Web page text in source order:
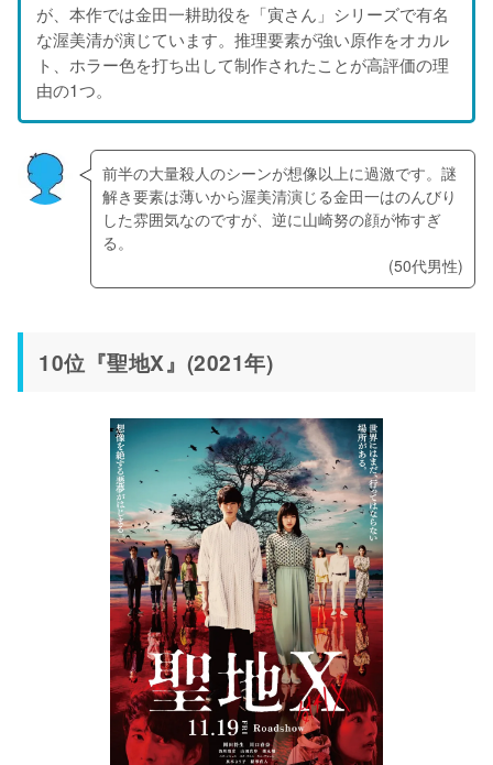
が、本作では金田一耕助役を「寅さん」シリーズで有名
な渥美清が演じています。推理要素が強い原作をオカル
ト、ホラー色を打ち出して制作されたことが高評価の理
由の1つ。
前半の大量殺人のシーンが想像以上に過激です。謎
解き要素は薄いから渥美清演じる金田一はのんびり
した雰囲気なのですが、逆に山崎努の顔が怖すぎ
る。
(50代男性)
10位『聖地X』(2021年)